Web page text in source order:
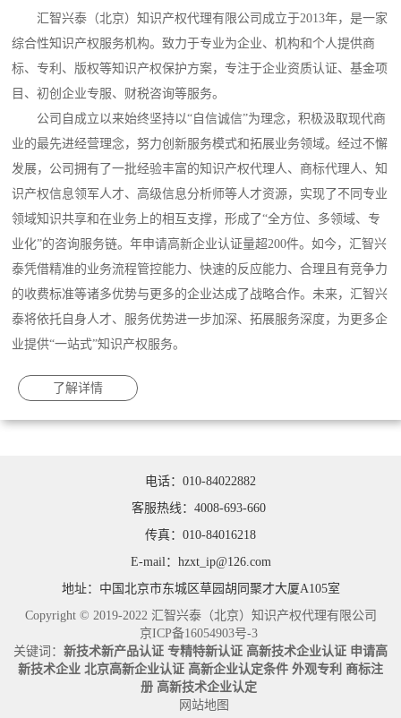
汇智兴泰（北京）知识产权代理有限公司成立于2013年，是一家
综合性知识产权服务机构。致力于专业为企业、机构和个人提供商
标、专利、版权等知识产权保护方案，专注于企业资质认证、基金项
目、初创企业专服、财税咨询等服务。
公司自成立以来始终坚持以“自信诚信”为理念，积极汲取现代商
业的最先进经营理念，努力创新服务模式和拓展业务领域。经过不懈
发展，公司拥有了一批经验丰富的知识产权代理人、商标代理人、知
识产权信息领军人才、高级信息分析师等人才资源，实现了不同专业
领域知识共享和在业务上的相互支撑，形成了“全方位、多领域、专
业化”的咨询服务链。年申请高新企业认证量超200件。如今，汇智兴
泰凭借精准的业务流程管控能力、快速的反应能力、合理且有竞争力
的收费标准等诸多优势与更多的企业达成了战略合作。未来，汇智兴
泰将依托自身人才、服务优势进一步加深、拓展服务深度，为更多企
业提供“一站式”知识产权服务。
了解详情
电话：010-84022882
客服热线：4008-693-660
传真：010-84016218
E-mail：hzxt_ip@126.com
地址：中国北京市东城区草园胡同聚才大厦A105室
Copyright © 2019-2022 汇智兴泰（北京）知识产权代理有限公司
京ICP备16054903号-3
关键词： 新技术新产品认证 专精特新认证 高新技术企业认证 申请高
新技术企业 北京高新企业认证 高新企业认定条件 外观专利 商标注
册 高新技术企业认定
网站地图